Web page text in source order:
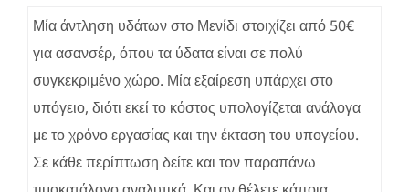
Μία άντληση υδάτων στο Μενίδι στοιχίζει από 50€
για ασανσέρ, όπου τα ύδατα είναι σε πολύ
συγκεκριμένο χώρο. Μία εξαίρεση υπάρχει στο
υπόγειο, διότι εκεί το κόστος υπολογίζεται ανάλογα
με το χρόνο εργασίας και την έκταση του υπογείου.
Σε κάθε περίπτωση δείτε και τον παραπάνω